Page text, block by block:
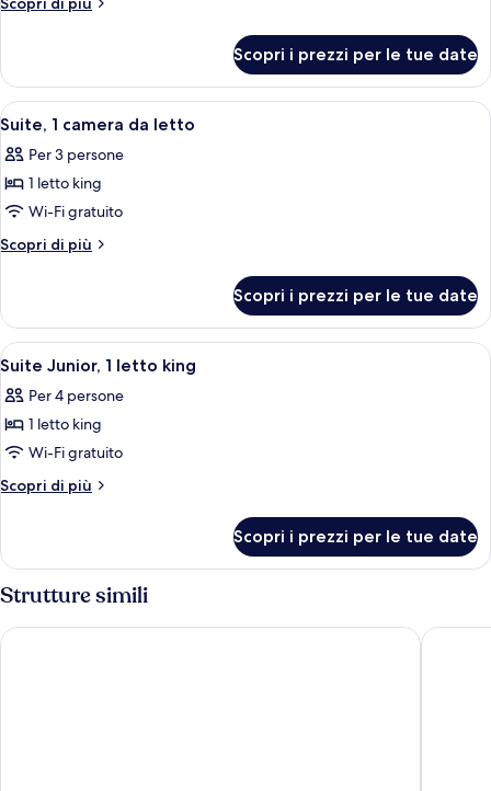
letto
king
(Canal
View)
Superior,
letto
(Canal
View)
Scopri i prezzi per le tue date
Apri
tutte
le
foto
per
Suite,
da
letto
Una camera d'albergo moderna
7
Suite, 1 camera da letto
Per 3 persone
1 letto king
Wi-Fi gratuito
Scopri di più
Altri
1
camera
da
Scopri i prezzi per le tue date
Apri
tutte
le
foto
per
Suite
letto
Una camera d'albergo con un letto,
7
Suite Junior, 1 letto king
Per 4 persone
1 letto king
Wi-Fi gratuito
Scopri di più
Altri
Junior,
letto
Scopri i prezzi per le tue date
Strutture simili
Grand Hotel Amrâth Amsterdam